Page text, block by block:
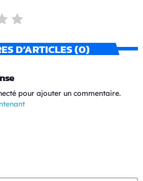
D’ARTICLES (0)
pour ajouter un commentaire.